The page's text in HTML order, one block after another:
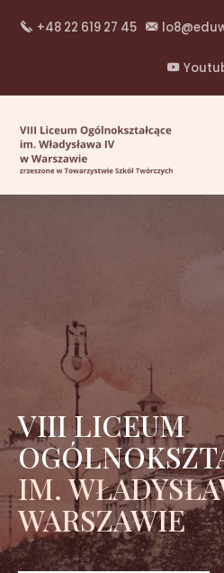
+48 22 619 27 45
VIII LICEUM
IM.
WARSZAWIE